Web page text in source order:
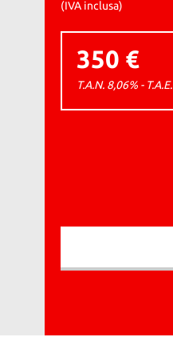
(IVA inclusa)
350 €
T.A.N. 8,06% -